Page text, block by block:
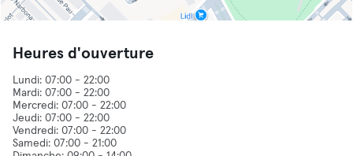
Heures d'ouverture
Lundi: 07:00 - 22:00
Mardi: 07:00 - 22:00
Mercredi: 07:00 - 22:00
Jeudi: 07:00 - 22:00
Vendredi: 07:00 - 22:00
Samedi: 07:00 - 21:00